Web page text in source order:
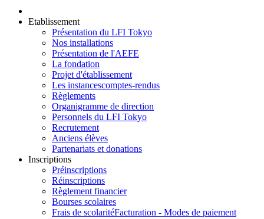
Etablissement
Présentation du LFI Tokyo
Nos installations
Présentation de l'AEFE
La fondation
Projet d'établissement
Les instancescomptes-rendus
Règlements
Organigramme de direction
Personnels du LFI Tokyo
Recrutement
Anciens élèves
Partenariats et donations
Inscriptions
Préinscriptions
Réinscriptions
Règlement financier
Bourses scolaires
Frais de scolaritéFacturation - Modes de paiement